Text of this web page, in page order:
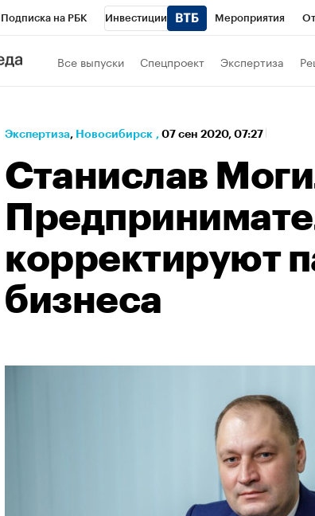
Подписка на РБК Инвестиции Мероприятия
РБК Вино
Проверка контрагентов Экономика
Все выпуски Спецпроект Экспертиза
Экспертиза⁠, Новосибирск , 07 сен 2020, 07:27
Станислав
корректируют
бизнеса